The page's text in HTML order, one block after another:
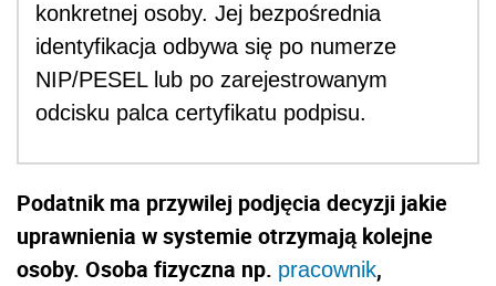
konkretnej osoby. Jej bezpośrednia
identyfikacja odbywa się po numerze
NIP/PESEL lub po zarejestrowanym
odcisku palca certyfikatu podpisu.
Podatnik ma przywilej podjęcia decyzji jakie
uprawnienia w systemie otrzymają kolejne
osoby. Osoba fizyczna np. pracownik,